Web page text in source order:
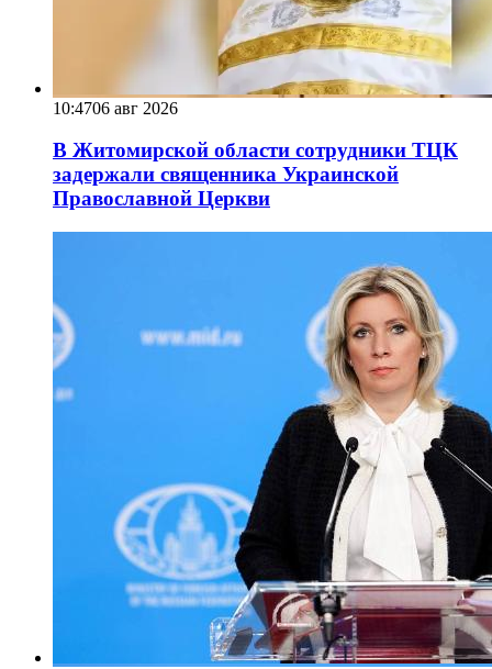
10:4706 авг 2026
В Житомирской области сотрудники ТЦК
задержали священника Украинской
Православной Церкви